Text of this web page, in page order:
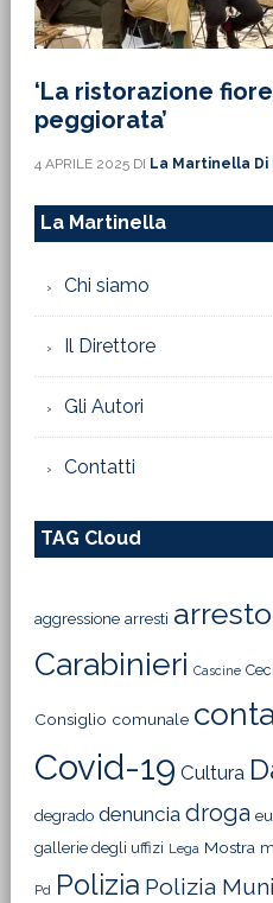
‘La ristorazione
peggiorata’
4 APRILE 2025DI La Martinella Di
La Martinella
Chi siamo
Il Direttore
Gli Autori
Contatti
TAG Cloud
aggressione arresti arresto
Carabinieri Cascine
Consiglio comunale
Covid-19 Cultura
degrado denuncia droga
gallerie degli uffizi Lega Mostra
Pd Polizia Polizia